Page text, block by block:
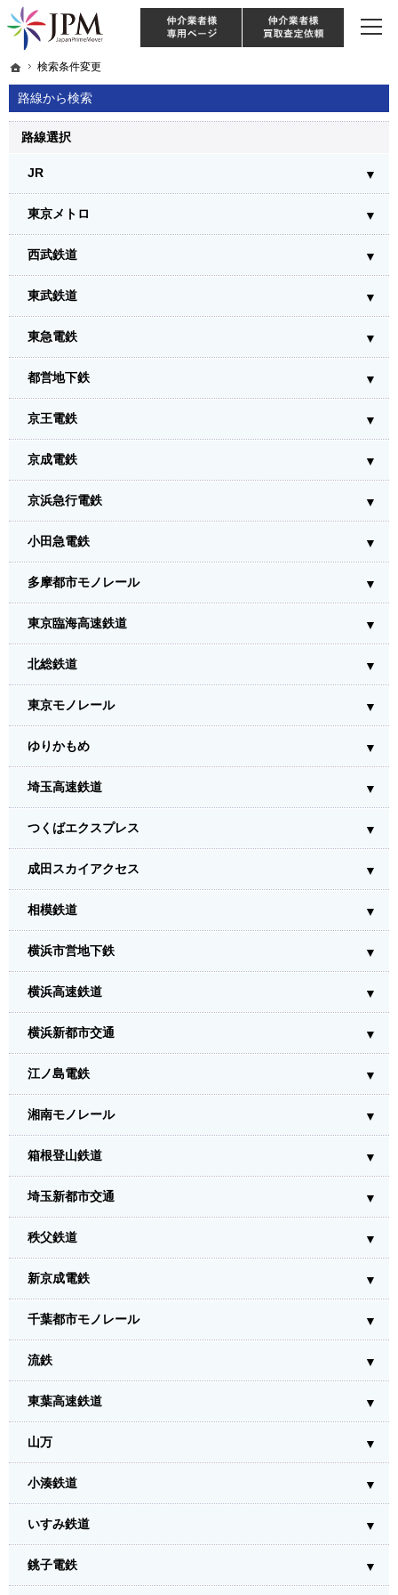
ホーム
検索条件変更
路線から検索
東京・神奈川・埼玉・千葉のリノベーション住宅や中古マンションを手がける会
【物件買取強化中！】リノベーション住宅・不動産・中古マンションならJPM
路線選択
JR
東京メトロ
西武鉄道
東武鉄道
東急電鉄
都営地下鉄
京王電鉄
京成電鉄
京浜急行電鉄
小田急電鉄
多摩都市モノレール
東京臨海高速鉄道
北総鉄道
東京モノレール
ゆりかもめ
埼玉高速鉄道
つくばエクスプレス
成田スカイアクセス
相模鉄道
横浜市営地下鉄
横浜高速鉄道
横浜新都市交通
江ノ島電鉄
湘南モノレール
箱根登山鉄道
埼玉新都市交通
秩父鉄道
新京成電鉄
千葉都市モノレール
流鉄
東葉高速鉄道
山万
小湊鉄道
いすみ鉄道
銚子電鉄
ホーム
検索条件変更